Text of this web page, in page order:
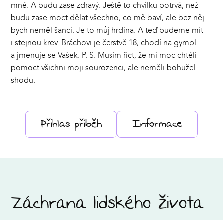
mně. A budu zase zdravý. Ještě to chvilku potrvá, než
budu zase moct dělat všechno, co mě baví, ale bez něj
bych neměl šanci. Je to můj hrdina. A teď budeme mít
i stejnou krev. Bráchovi je čerstvě 18, chodí na gympl
a jmenuje se Vašek. P. S. Musím říct, že mi moc chtěli
pomoct všichni moji sourozenci, ale neměli bohužel
shodu.
Přihlas příběh Informace
Záchrana lidského života